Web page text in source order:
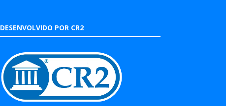
DESENVOLVIDO POR CR2